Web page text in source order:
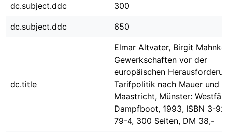
dc.subject.ddc 300
dc.subject.ddc 650
dc.title
Elmar Altvater, Birgit
Gewerkschaften vor der
europäischen
Tarifpolitik nach Mauer und
Maastricht, Münster:
Dampfboot, 1993, ISBN 3-
79-4, 300 Seiten, DM 38,-